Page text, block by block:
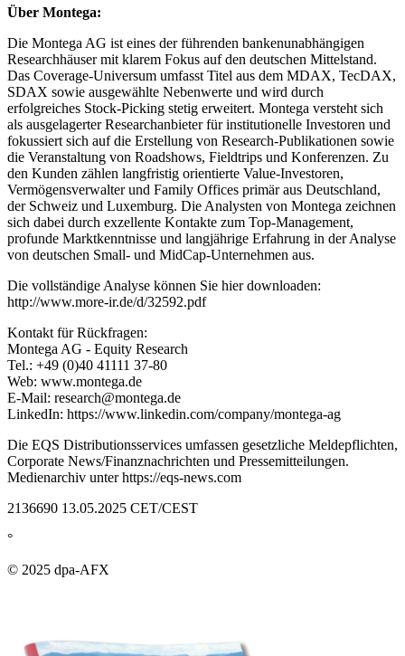
Über Montega:
Die Montega AG ist eines der führenden bankenunabhängigen
Researchhäuser mit klarem Fokus auf den deutschen Mittelstand.
Das Coverage-Universum umfasst Titel aus dem MDAX, TecDAX,
SDAX sowie ausgewählte Nebenwerte und wird durch
erfolgreiches Stock-Picking stetig erweitert. Montega versteht sich
als ausgelagerter Researchanbieter für institutionelle Investoren und
fokussiert sich auf die Erstellung von Research-Publikationen sowie
die Veranstaltung von Roadshows, Fieldtrips und Konferenzen. Zu
den Kunden zählen langfristig orientierte Value-Investoren,
Vermögensverwalter und Family Offices primär aus Deutschland,
der Schweiz und Luxemburg. Die Analysten von Montega zeichnen
sich dabei durch exzellente Kontakte zum Top-Management,
profunde Marktkenntnisse und langjährige Erfahrung in der Analyse
von deutschen Small- und MidCap-Unternehmen aus.
Die vollständige Analyse können Sie hier downloaden:
http://www.more-ir.de/d/32592.pdf
Kontakt für Rückfragen:
Montega AG - Equity Research
Tel.: +49 (0)40 41111 37-80
Web: www.montega.de
E-Mail: research@montega.de
LinkedIn: https://www.linkedin.com/company/montega-ag
Die EQS Distributionsservices umfassen gesetzliche Meldepflichten,
Corporate News/Finanznachrichten und Pressemitteilungen.
Medienarchiv unter https://eqs-news.com
2136690 13.05.2025 CET/CEST
°
© 2025 dpa-AFX